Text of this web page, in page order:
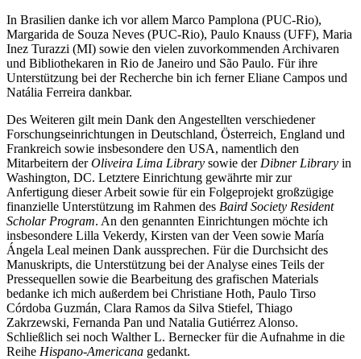
In Brasilien danke ich vor allem Marco Pamplona (PUC-Rio),
Margarida de Souza Neves (PUC-Rio), Paulo Knauss (UFF), Maria
Inez Turazzi (MI) sowie den vielen zuvorkommenden Archivaren
und Bibliothekaren in Rio de Janeiro und São Paulo. Für ihre
Unterstützung bei der Recherche bin ich ferner Eliane Campos und
Natália Ferreira dankbar.
Des Weiteren gilt mein Dank den Angestellten verschiedener
Forschungseinrichtungen in Deutschland, Österreich, England und
Frankreich sowie insbesondere den USA, namentlich den
Mitarbeitern derOliveira Lima Library sowie der Dibner Library in
Washington, DC. Letztere Einrichtung gewährte mir zur
Anfertigung dieser Arbeit sowie für ein Folgeprojekt großzügige
finanzielle Unterstützung im Rahmen des Baird Society Resident
Scholar Program. An den genannten Einrichtungen möchte ich
insbesondere Lilla Vekerdy, Kirsten van der Veen sowie María
Ángela Leal meinen Dank aussprechen. Für die Durchsicht des
Manuskripts, die Unterstützung bei der Analyse eines Teils der
Pressequellen sowie die Bearbeitung des grafischen Materials
bedanke ich mich außerdem bei Christiane Hoth, Paulo Tirso
Córdoba Guzmán, Clara Ramos da Silva Stiefel, Thiago
Zakrzewski, Fernanda Pan und Natalia Gutiérrez Alonso.
Schließlich sei noch Walther L. Bernecker für die Aufnahme in die
Reihe Hispano-Americana gedankt.